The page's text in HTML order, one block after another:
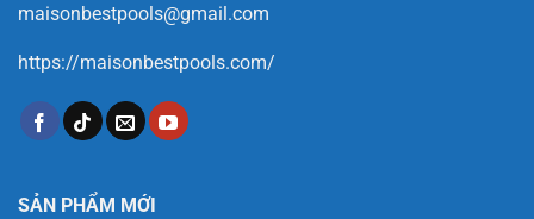
maisonbestpools@gmail.com
https://maisonbestpools.com/
SẢN PHẨM MỚI